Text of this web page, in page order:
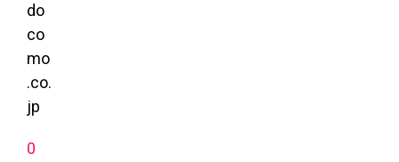
do
co
mo
.co.
jp
0